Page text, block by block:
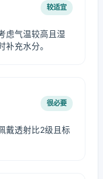
较适宜
虑气温较高且湿
补充水分。
很必要
戴透射比2级且标